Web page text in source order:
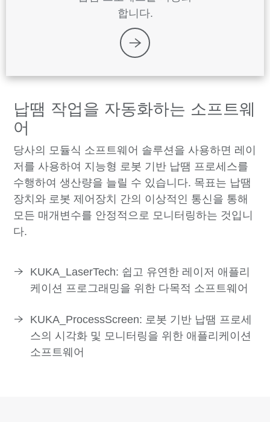
합니다.
납땜 작업을 자동화하는 소프트웨
어
당사의 모듈식 소프트웨어 솔루션을 사용하면 레이
저를 사용하여 지능형 로봇 기반 납땜 프로세스를
수행하여 생산량을 늘릴 수 있습니다. 목표는 납땜
장치와 로봇 제어장치 간의 이상적인 통신을 통해
모든 매개변수를 안정적으로 모니터링하는 것입니
다.
KUKA_LaserTech: 쉽고 유연한 레이저 애플리
케이션 프로그래밍을 위한 다목적 소프트웨어
KUKA_ProcessScreen: 로봇 기반 납땜 프로세
스의 시각화 및 모니터링을 위한 애플리케이션
소프트웨어